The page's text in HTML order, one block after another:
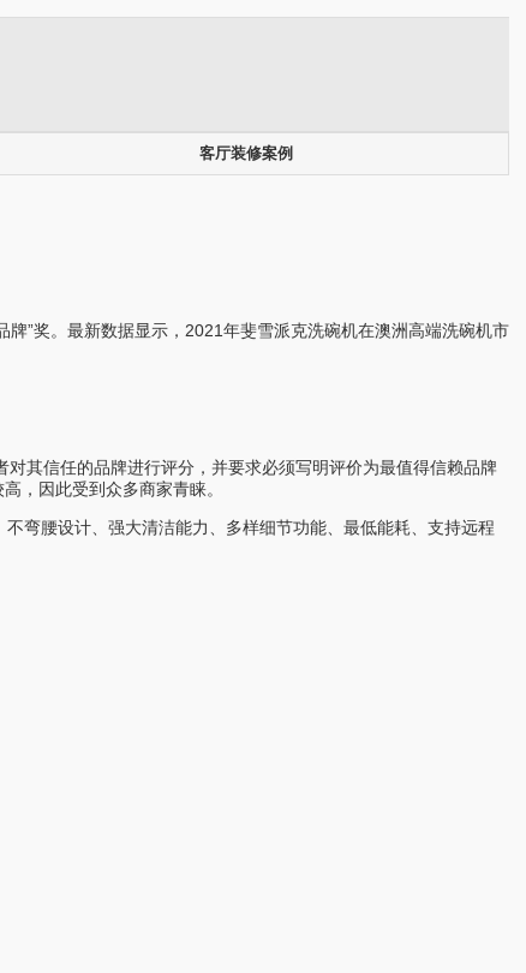
客厅装修案例
”奖。最新数据显示，2021年斐雪派克洗碗机在澳洲高端洗碗机市
其信任的品牌进行评分，并要求必须写明评价为最值得信赖品牌
，因此受到众多商家青睐。
弯腰设计、强大清洁能力、多样细节功能、最低能耗、支持远程